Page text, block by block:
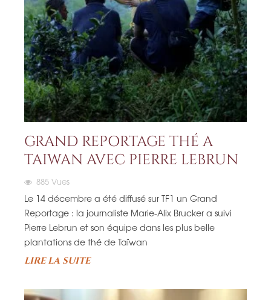
GRAND REPORTAGE THÉ A
TAIWAN AVEC PIERRE LEBRUN
885 Vues
Le 14 décembre a été diffusé sur TF1 un Grand
Reportage : la journaliste Marie-Alix Brucker a suivi
Pierre Lebrun et son équipe dans les plus belle
plantations de thé de Taïwan
LIRE LA SUITE